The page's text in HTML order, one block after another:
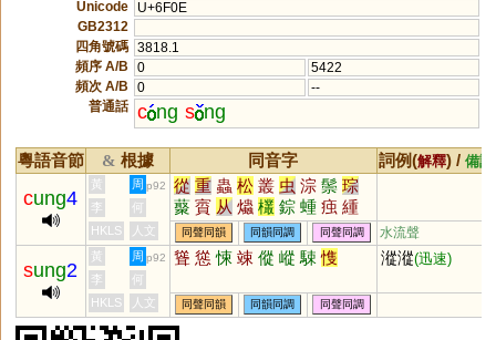
Unicode
U+6F0E
GB2312
四角號碼 3818.1
頻序 A/B
0
5422
頻次 A/B
0
--
普通話 c ng s ng
粵語音節 & 根據 同音字 詞例(解釋) / 備註
cung4
黃 周 p92 從 重 蟲 松 叢 虫 淙 鬃 琮
藂 賨 从 爞 欉 錝 蝩 痋 緟
隀 婃 孮 徖 潀 瑽 悰 种
李
何
HKLS
人文 同聲同韻 同韻同調 同聲同調 水流聲
sung2
黃 周 p92 聳 慫 悚 竦 傱 嵷 駷 愯 漎漎(迅速)
李
何
HKLS
人文 同聲同韻 同韻同調 同聲同調